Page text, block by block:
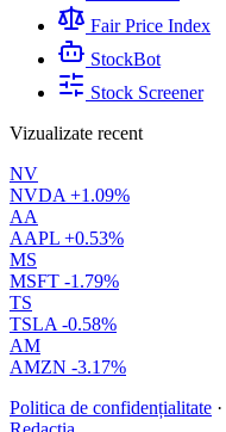
Fair Price Index
StockBot
Stock Screener
Vizualizate recent
NV
NVDA +1.09%
AA
AAPL +0.53%
MS
MSFT -1.79%
TS
TSLA -0.58%
AM
AMZN -3.17%
Politica de confidențialitate ·